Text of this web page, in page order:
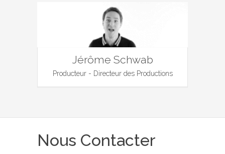
Jérôme Schwab
Producteur - Directeur des Productions
Nous Contacter